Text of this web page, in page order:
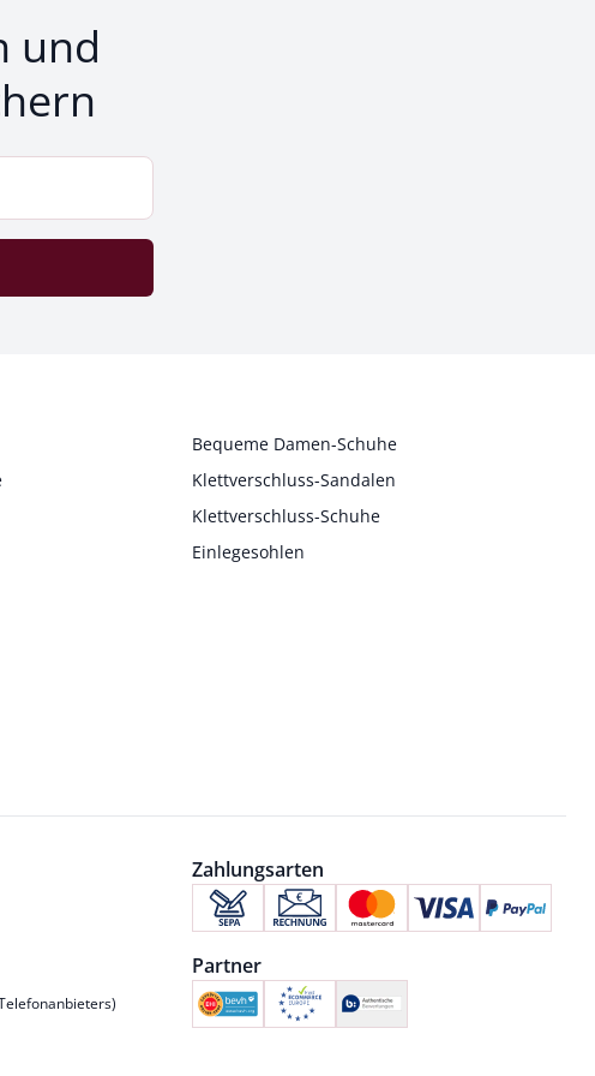
und
Bequeme Damen-Schuhe
Klettverschluss-Sandalen
Klettverschluss-Schuhe
Einlegesohlen
Zahlungsarten
Partner